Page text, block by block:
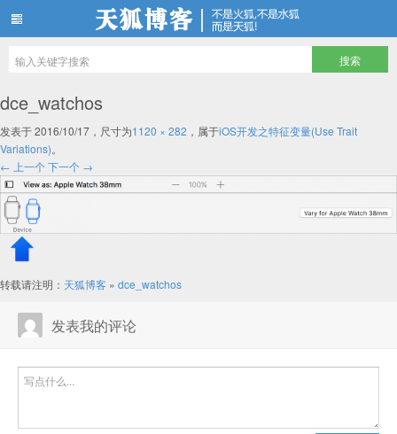
天狐博客
dce_watchos
发表于2016/10/17 ，尺寸为1120 × 282 ，属于iOS开发之特征变量(Use Trait
Variations)。
← 上一个 下一个 →
转载请注明： 天狐博客 » dce_watchos
发表我的评论